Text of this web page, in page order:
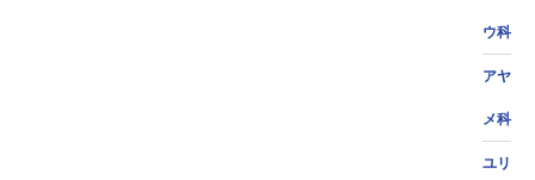
ウ科
アヤ
メ科
ユリ